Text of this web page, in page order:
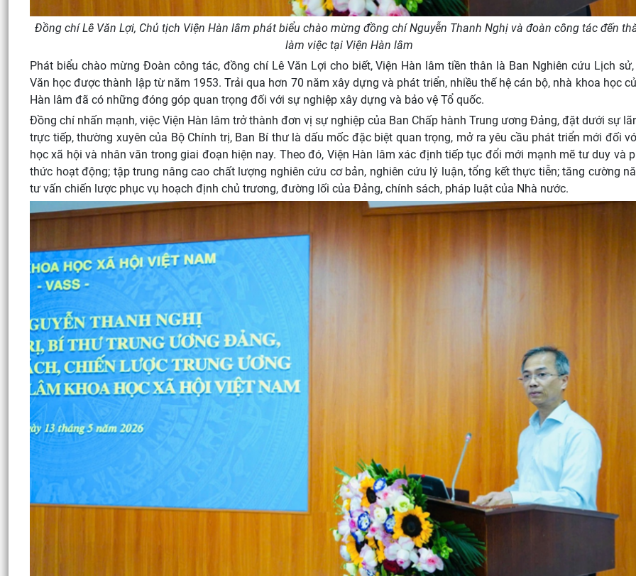
Đồng chí Lê Văn Lợi, Chủ tịch Viện Hàn lâm phát biểu chào mừng đồng chí Nguyễn Thanh Nghị và đoàn công tác đến
làm việc tại Viện Hàn lâm
Phát biểu chào mừng Đoàn công tác, đồng chí Lê Văn Lợi cho biết, Viện Hàn lâm tiền thân là Ban Nghiên cứu Lịch
Văn học được thành lập từ năm 1953. Trải qua hơn 70 năm xây dựng và phát triển, nhiều thế hệ cán bộ, nhà khoa học
Hàn lâm đã có những đóng góp quan trọng đối với sự nghiệp xây dựng và bảo vệ Tổ quốc.
Đồng chí nhấn mạnh, việc Viện Hàn lâm trở thành đơn vị sự nghiệp của Ban Chấp hành Trung ương Đảng, đặt dưới sự
trực tiếp, thường xuyên của Bộ Chính trị, Ban Bí thư là dấu mốc đặc biệt quan trọng, mở ra yêu cầu phát triển mới đối
học xã hội và nhân văn trong giai đoạn hiện nay. Theo đó, Viện Hàn lâm xác định tiếp tục đổi mới mạnh mẽ tư duy và
thức hoạt động; tập trung nâng cao chất lượng nghiên cứu cơ bản, nghiên cứu lý luận, tổng kết thực tiễn; tăng cường
tư vấn chiến lược phục vụ hoạch định chủ trương, đường lối của Đảng, chính sách, pháp luật của Nhà nước.